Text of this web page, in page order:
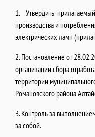
1. Утвердить
производства и
электрических ламп
2. Постановление от
организации сбора
территории
Романовского района
3. Контроль за
за собой.